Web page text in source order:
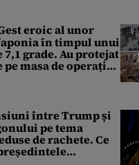
eroic al unor
în timpul unui
grade. Au protejat
masa de operație
între Trump și
pe tema
de rachete. Ce